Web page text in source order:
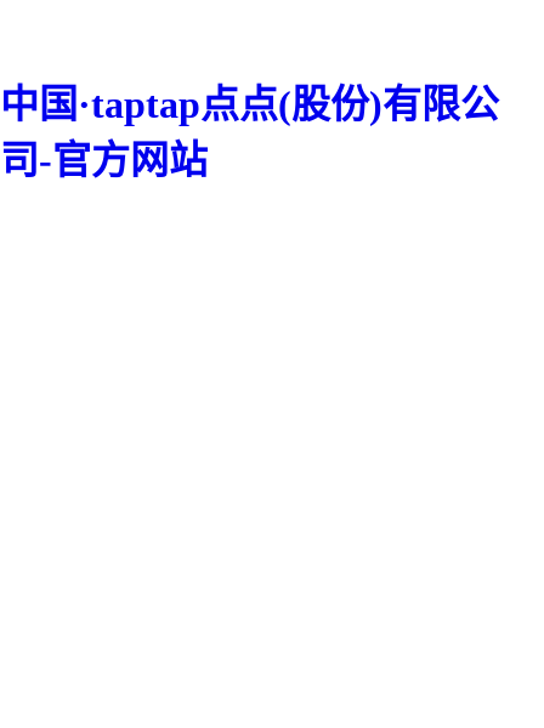
中国·taptap点点(股份)有限公
司-官方网站